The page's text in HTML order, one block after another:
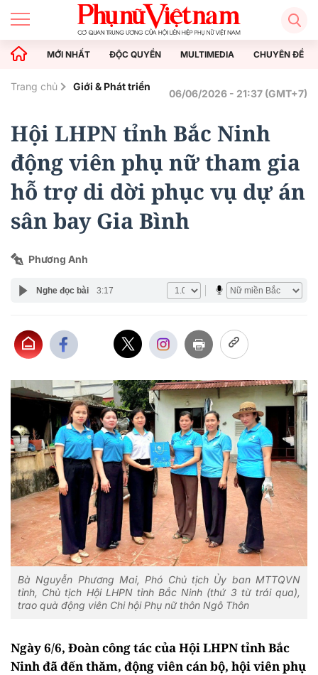
MỚI NHẤT ĐỘC QUYỀN MULTIMEDIA CHUYÊN ĐỀ
Trang chủ Giới & Phát triển
06/06/2026 - 21:37 (GMT+7)
Hội LHPN tỉnh Bắc Ninh
động viên phụ nữ tham gia
hỗ trợ di dời phục vụ dự án
sân bay Gia Bình
Phương Anh
Nghe đọc bài 3:17
Bà Nguyễn Phương Mai, Phó Chủ tịch Ủy ban MTTQVN
tỉnh, Chủ tịch Hội LHPN tỉnh Bắc Ninh (thứ 3 từ trái qua),
trao quà động viên Chi hội Phụ nữ thôn Ngô Thôn
Ngày 6/6, Đoàn công tác của Hội LHPN tỉnh Bắc
Ninh đã đến thăm, động viên cán bộ, hội viên phụ